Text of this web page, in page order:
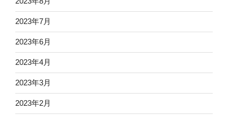
2023年7月
2023年6月
2023年4月
2023年3月
2023年2月